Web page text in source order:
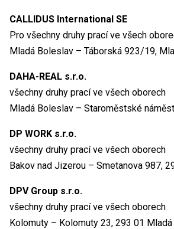
CALLIDUS International SE
Pro všechny druhy prací ve všech
Mladá Boleslav – Táborská 923/19,
DAHA-REAL s.r.o.
všechny druhy prací ve všech oborech
Mladá Boleslav – Staroměstské
DP WORK s.r.o.
všechny druhy prací ve všech oborech
Bakov nad Jizerou – Smetanova 987,
DPV Group s.r.o.
všechny druhy prací ve všech oborech
Kolomuty – Kolomuty 23, 293 01